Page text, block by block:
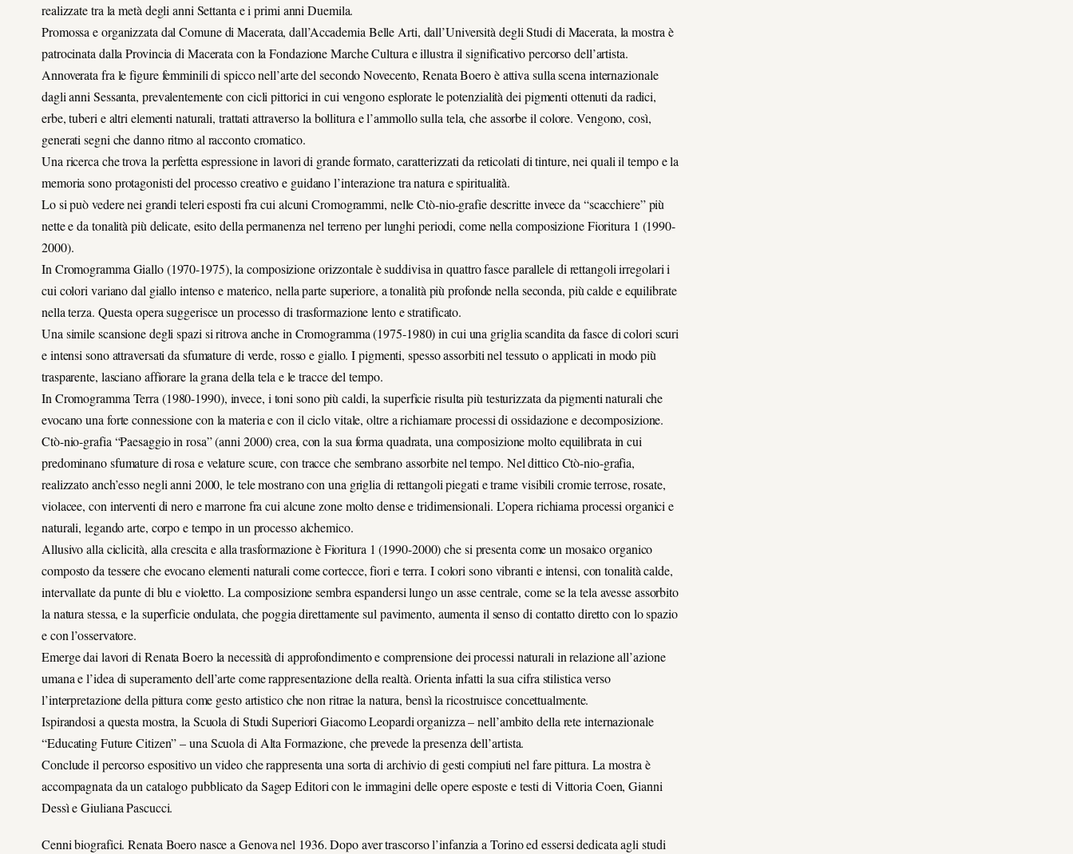
realizzate tra la metà degli anni Settanta e i primi anni Duemila.
Promossa e organizzata dal Comune di Macerata, dall’Accademia Belle Arti, dall’Università degli Studi di Macerata, la mostra è
patrocinata dalla Provincia di Macerata con la Fondazione Marche Cultura e illustra il significativo percorso dell’artista.
Annoverata fra le figure femminili di spicco nell’arte del secondo Novecento, Renata Boero è attiva sulla scena internazionale
dagli anni Sessanta, prevalentemente con cicli pittorici in cui vengono esplorate le potenzialità dei pigmenti ottenuti da radici,
erbe, tuberi e altri elementi naturali, trattati attraverso la bollitura e l’ammollo sulla tela, che assorbe il colore. Vengono, così,
generati segni che danno ritmo al racconto cromatico.
Una ricerca che trova la perfetta espressione in lavori di grande formato, caratterizzati da reticolati di tinture, nei quali il tempo e la
memoria sono protagonisti del processo creativo e guidano l’interazione tra natura e spiritualità.
Lo si può vedere nei grandi teleri esposti fra cui alcuni Cromogrammi, nelle Ctò-nio-grafie descritte invece da “scacchiere” più
nette e da tonalità più delicate, esito della permanenza nel terreno per lunghi periodi, come nella composizione Fioritura 1 (1990-
2000).
In Cromogramma Giallo (1970-1975), la composizione orizzontale è suddivisa in quattro fasce parallele di rettangoli irregolari i
cui colori variano dal giallo intenso e materico, nella parte superiore, a tonalità più profonde nella seconda, più calde e equilibrate
nella terza. Questa opera suggerisce un processo di trasformazione lento e stratificato.
Una simile scansione degli spazi si ritrova anche in Cromogramma (1975-1980) in cui una griglia scandita da fasce di colori scuri
e intensi sono attraversati da sfumature di verde, rosso e giallo. I pigmenti, spesso assorbiti nel tessuto o applicati in modo più
trasparente, lasciano affiorare la grana della tela e le tracce del tempo.
In Cromogramma Terra (1980-1990), invece, i toni sono più caldi, la superficie risulta più testurizzata da pigmenti naturali che
evocano una forte connessione con la materia e con il ciclo vitale, oltre a richiamare processi di ossidazione e decomposizione.
Ctò-nio-grafia “Paesaggio in rosa” (anni 2000) crea, con la sua forma quadrata, una composizione molto equilibrata in cui
predominano sfumature di rosa e velature scure, con tracce che sembrano assorbite nel tempo. Nel dittico Ctò-nio-grafia,
realizzato anch’esso negli anni 2000, le tele mostrano con una griglia di rettangoli piegati e trame visibili cromie terrose, rosate,
violacee, con interventi di nero e marrone fra cui alcune zone molto dense e tridimensionali. L’opera richiama processi organici e
naturali, legando arte, corpo e tempo in un processo alchemico.
Allusivo alla ciclicità, alla crescita e alla trasformazione è Fioritura 1 (1990-2000) che si presenta come un mosaico organico
composto da tessere che evocano elementi naturali come cortecce, fiori e terra. I colori sono vibranti e intensi, con tonalità calde,
intervallate da punte di blu e violetto. La composizione sembra espandersi lungo un asse centrale, come se la tela avesse assorbito
la natura stessa, e la superficie ondulata, che poggia direttamente sul pavimento, aumenta il senso di contatto diretto con lo spazio
e con l’osservatore.
Emerge dai lavori di Renata Boero la necessità di approfondimento e comprensione dei processi naturali in relazione all’azione
umana e l’idea di superamento dell’arte come rappresentazione della realtà. Orienta infatti la sua cifra stilistica verso
l’interpretazione della pittura come gesto artistico che non ritrae la natura, bensì la ricostruisce concettualmente.
Ispirandosi a questa mostra, la Scuola di Studi Superiori Giacomo Leopardi organizza – nell’ambito della rete internazionale
“Educating Future Citizen” – una Scuola di Alta Formazione, che prevede la presenza dell’artista.
Conclude il percorso espositivo un video che rappresenta una sorta di archivio di gesti compiuti nel fare pittura. La mostra è
accompagnata da un catalogo pubblicato da Sagep Editori con le immagini delle opere esposte e testi di Vittoria Coen, Gianni
Dessì e Giuliana Pascucci.
Cenni biografici. Renata Boero nasce a Genova nel 1936. Dopo aver trascorso l’infanzia a Torino ed essersi dedicata agli studi